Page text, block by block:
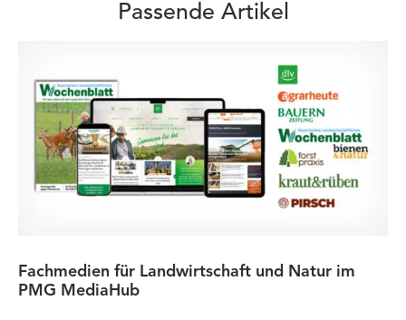
Passende Artikel
Fachmedien für Landwirtschaft und Natur im
PMG MediaHub